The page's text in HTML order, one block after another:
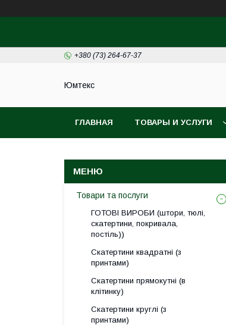
+380 (73) 264-67-37
Юмтекс
ГЛАВНАЯ ТОВАРЫ И УСЛУГИ
Товари та послуги
ГОТОВІ ВИРОБИ (штори, тюлі,
скатертини, покривала,
постіль))
Скатертини квадратні (з
принтами)
Скатертини прямокутні (в
клітинку)
Скатертини круглі (з
принтами)